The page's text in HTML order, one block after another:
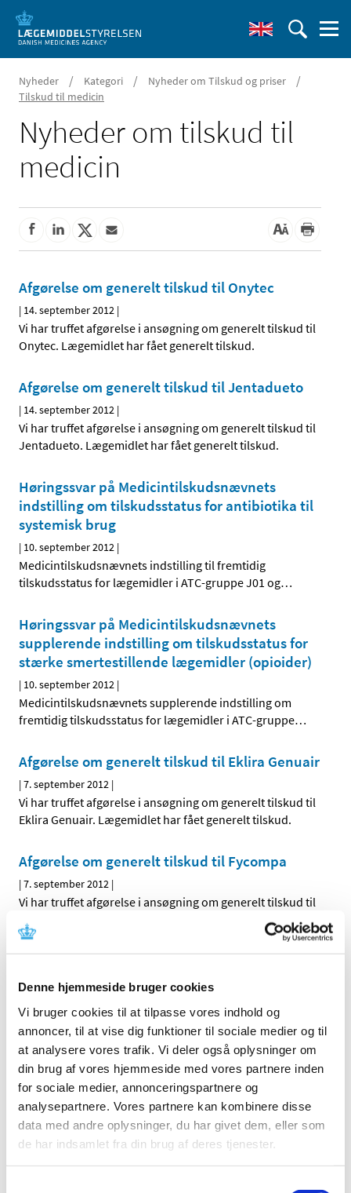
Denne hjemmeside bruger cookies
Vi bruger cookies til at tilpasse vores indhold og
annoncer, til at vise dig funktioner til sociale medier og til
at analysere vores trafik. Vi deler også oplysninger om
din brug af vores hjemmeside med vores partnere inden
for sociale medier, annonceringspartnere og
analysepartnere. Vores partnere kan kombinere disse
data med andre oplysninger, du har givet dem, eller som
de har indsamlet fra din brug af deres tjenester.
Nyheder / Kategori / Nyheder om Tilskud og priser /
Tilskud til medicin
Nyheder om tilskud til
medicin
Afgørelse om generelt tilskud til Onytec
| 14. september 2012 |
Vi har truffet afgørelse i ansøgning om generelt tilskud til
Onytec. Lægemidlet har fået generelt tilskud.
Afgørelse om generelt tilskud til Jentadueto
| 14. september 2012 |
Vi har truffet afgørelse i ansøgning om generelt tilskud til
Jentadueto. Lægemidlet har fået generelt tilskud.
Høringssvar på Medicintilskudsnævnets
indstilling om tilskudsstatus for antibiotika til
systemisk brug
| 10. september 2012 |
Medicintilskudsnævnets indstilling til fremtidig
tilskudsstatus for lægemidler i ATC-gruppe J01 og…
Høringssvar på Medicintilskudsnævnets
supplerende indstilling om tilskudsstatus for
stærke smertestillende lægemidler (opioider)
| 10. september 2012 |
Medicintilskudsnævnets supplerende indstilling om
fremtidig tilskudsstatus for lægemidler i ATC-gruppe…
Afgørelse om generelt tilskud til Eklira Genuair
|7. september 2012 |
Vi har truffet afgørelse i ansøgning om generelt tilskud til
Eklira Genuair. Lægemidlet har fået generelt tilskud.
Afgørelse om generelt tilskud til Fycompa
|7. september 2012 |
Vi har truffet afgørelse i ansøgning om generelt tilskud til
Fycompa. Lægemidlet har fået generelt tilskud.
Afgørelse om generelt tilskud til Hydromed
|6. september 2012|
til Hydromed. Lægemidlet har fået generelt tilskud fra
Alle (514)
TID
2026 (22)
2025 (13)
2024 (15)